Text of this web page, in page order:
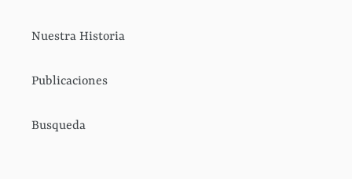
Nuestra Historia
Publicaciones
Busqueda